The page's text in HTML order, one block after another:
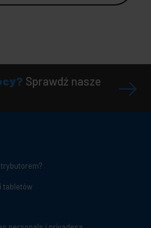
Sprawdź nasze
tabletów